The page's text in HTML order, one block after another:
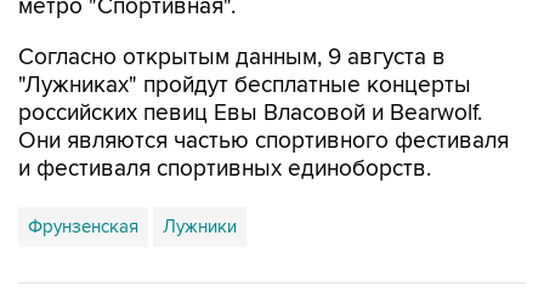
метро "Спортивная".
Согласно открытым данным, 9 августа в
"Лужниках" пройдут бесплатные концерты
российских певиц Евы Власовой и Bearwolf.
Они являются частью спортивного фестиваля
и фестиваля спортивных единоборств.
Фрунзенская Лужники